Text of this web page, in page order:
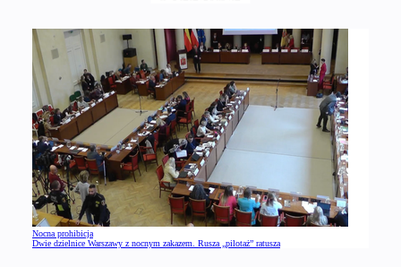
Nocna prohibicja
Dwie dzielnice Warszawy z nocnym zakazem. Rusza „pilotaż” ratusza